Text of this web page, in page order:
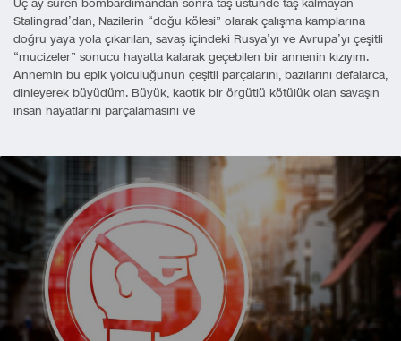
Üç ay süren bombardımandan sonra taş üstünde taş kalmayan
Stalingrad’dan, Nazilerin “doğu kölesi” olarak çalışma kamplarına
doğru yaya yola çıkarılan, savaş içindeki Rusya’yı ve Avrupa’yı çeşitli
“mucizeler” sonucu hayatta kalarak geçebilen bir annenin kızıyım.
Annemin bu epik yolculuğunun çeşitli parçalarını, bazılarını defalarca,
dinleyerek büyüdüm. Büyük, kaotik bir örgütlü kötülük olan savaşın
insan hayatlarını parçalamasını ve